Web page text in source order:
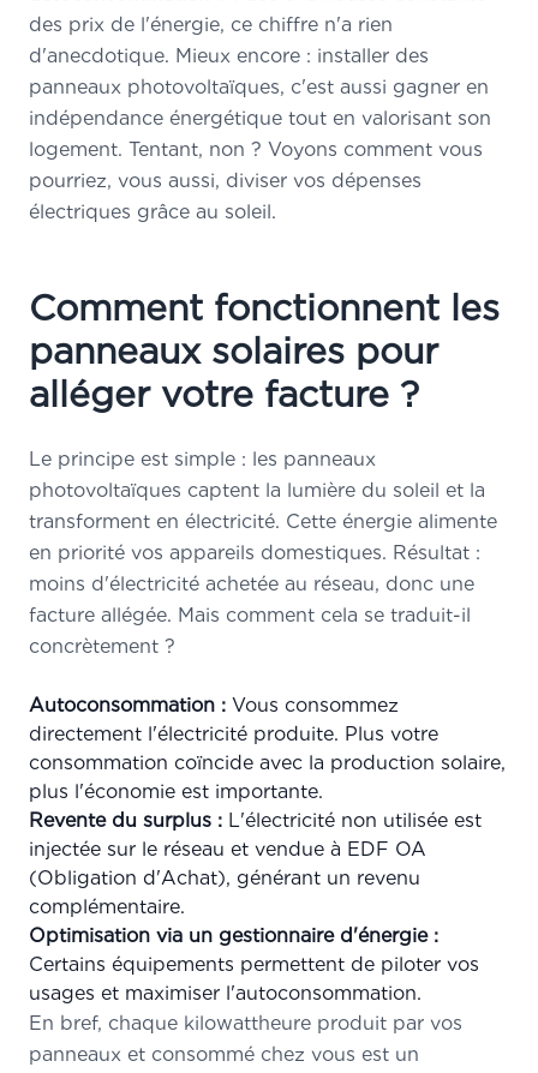
des prix de l'énergie, ce chiffre n'a rien
d'anecdotique. Mieux encore : installer des
panneaux photovoltaïques, c'est aussi gagner en
indépendance énergétique tout en valorisant son
logement. Tentant, non ? Voyons comment vous
pourriez, vous aussi, diviser vos dépenses
électriques grâce au soleil.
Comment fonctionnent les
panneaux solaires pour
alléger votre facture ?
Le principe est simple : les panneaux
photovoltaïques captent la lumière du soleil et la
transforment en électricité. Cette énergie alimente
en priorité vos appareils domestiques. Résultat :
moins d'électricité achetée au réseau, donc une
facture allégée. Mais comment cela se traduit-il
concrètement ?
Autoconsommation : Vous consommez
directement l'électricité produite. Plus votre
consommation coïncide avec la production solaire,
plus l'économie est importante.
Revente du surplus : L'électricité non utilisée est
injectée sur le réseau et vendue à EDF OA
(Obligation d'Achat), générant un revenu
complémentaire.
Optimisation via un gestionnaire d'énergie :
Certains équipements permettent de piloter vos
usages et maximiser l'autoconsommation.
En bref, chaque kilowattheure produit par vos
panneaux et consommé chez vous est un